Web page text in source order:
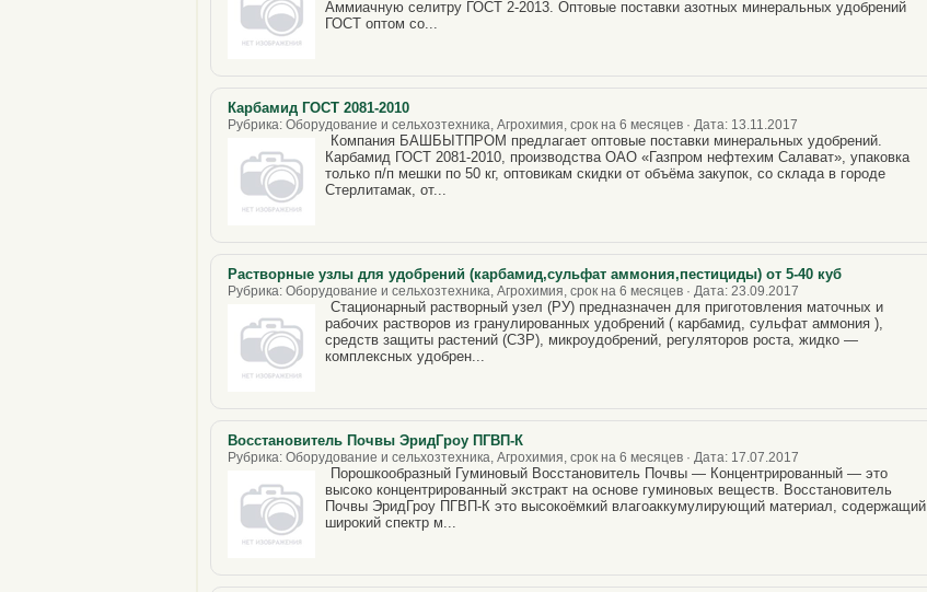
Аммиачную селитру ГОСТ 2-2013. Оптовые поставки азотных минеральных удобрений
ГОСТ оптом со...
Карбамид ГОСТ 2081-2010
Рубрика: Оборудование и сельхозтехника, Агрохимия, срок на 6 месяцев · Дата: 13.11.2017
Компания БАШБЫТПРОМ предлагает оптовые поставки минеральных удобрений.
Карбамид ГОСТ 2081-2010, производства ОAО «Газпром нефтехим Салават», упаковка
только п/п мешки по 50 кг, оптовикам скидки от объёма закупок, со склада в городе
Стерлитамак, от...
Растворные узлы для удобрений (карбамид,сульфат аммония,пестициды) от 5-40 куб
Рубрика: Оборудование и сельхозтехника, Агрохимия, срок на 6 месяцев · Дата: 23.09.2017
Стационарный растворный узел (РУ) предназначен для приготовления маточных и
рабочих растворов из гранулированных удобрений ( карбамид, сульфат аммония ),
средств защиты растений (СЗР), микроудобрений, регуляторов роста, жидко —
комплексных удобрен...
Восстановитель Почвы ЭридГроу ПГВП-К
Рубрика: Оборудование и сельхозтехника, Агрохимия, срок на 6 месяцев · Дата: 17.07.2017
Порошкообразный Гуминовый Восстановитель Почвы — Концентрированный — это
высоко концентрированный экстракт на основе гуминовых веществ. Восстановитель
Почвы ЭридГроу ПГВП-К это высокоёмкий влагоаккумулирующий материал, содержащий
широкий спектр м...